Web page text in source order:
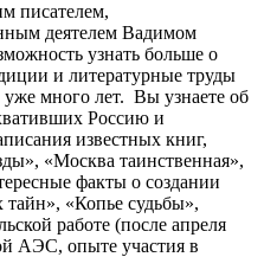
писателем,
деятелем Вадимом
узнать больше о
и литературные труды
много лет. Вы узнаете об
Россию и
известных книг,
«Москва таинственная»,
факты о создании
«Копье судьбы»,
работе (после апреля
АЭС, опыте участия в